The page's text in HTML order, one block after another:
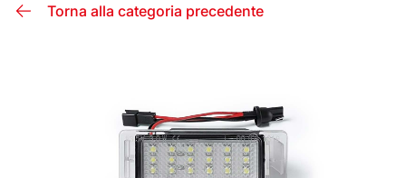
Torna alla categoria precedente